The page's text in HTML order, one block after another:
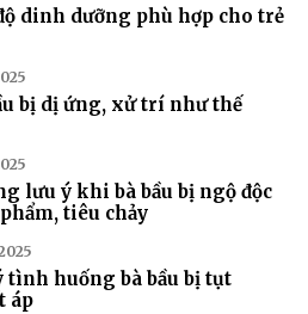
dinh dưỡng phù hợp cho trẻ
bị dị ứng, xử trí như thế
lưu ý khi bà bầu bị ngộ độc
tiêu chảy
tình huống bà bầu bị tụt
áp